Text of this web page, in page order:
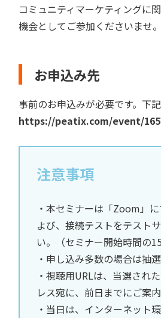
コミュニティマーケティングに
機会としてご参加くださいませ。
お申込み先
事前のお申込みが必要です。下
https://peatix.com/event/
注意事項
・本セミナーは「Zoom」
よび、接続テストをテスト
い。（セミナー開始時間の
・申し込み多数の場合は抽
・視聴用URLは、当選され
レス宛に、前日までにご案内
・当日は、インターネット